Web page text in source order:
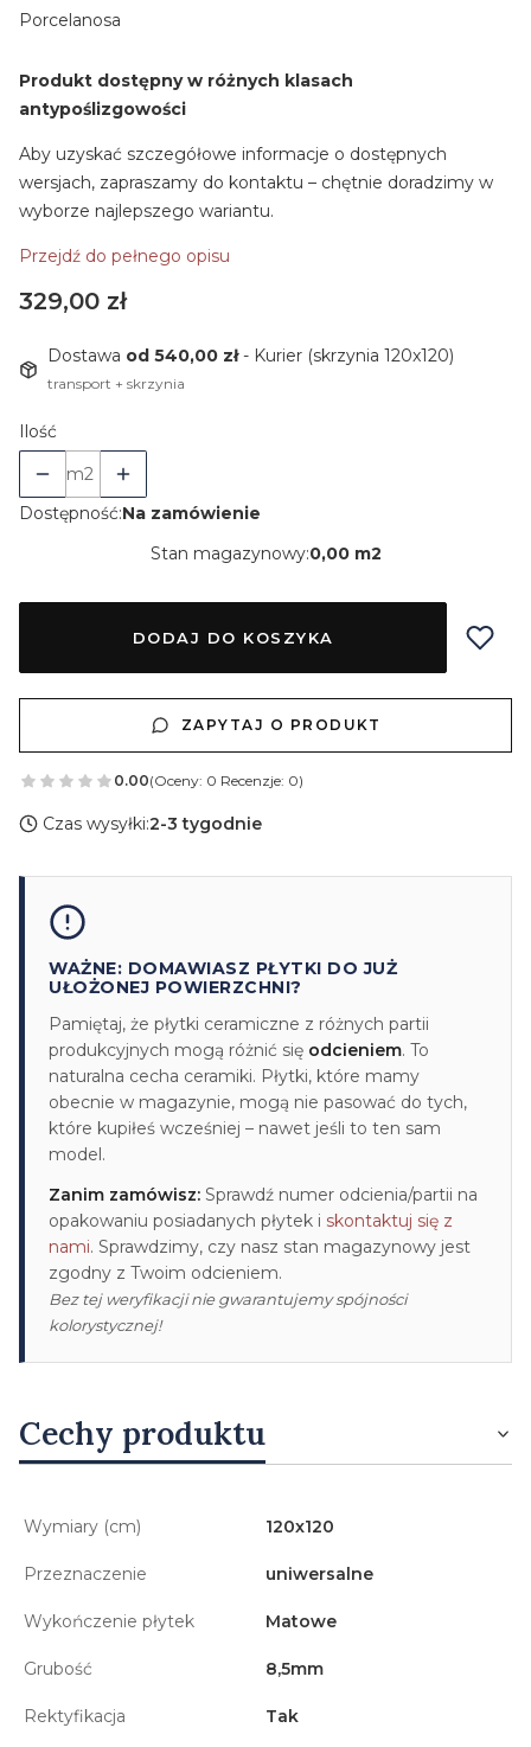
Porcelanosa
Produkt dostępny w różnych klasach
antypoślizgowości
Aby uzyskać szczegółowe informacje o dostępnych
wersjach, zapraszamy do kontaktu – chętnie doradzimy w
wyborze najlepszego wariantu.
Przejdź do pełnego opisu
Cena
329,00 zł
Dostawa od 540,00 zł- Kurier (skrzynia 120x120)
transport + skrzynia
Ilość
m2
Dostępność:Na zamówienie
Stan magazynowy:0,00 m2
DODAJ DO KOSZYKA
ZAPYTAJ O PRODUKT
0.00(Oceny: 0 Recenzje: 0)
Czas wysyłki:2-3 tygodnie
WAŻNE: DOMAWIASZ PŁYTKI DO JUŻ
UŁOŻONEJ POWIERZCHNI?
Pamiętaj, że płytki ceramiczne z różnych partii
produkcyjnych mogą różnić się odcieniem. To
naturalna cecha ceramiki. Płytki, które mamy
obecnie w magazynie, mogą nie pasować do tych,
które kupiłeś wcześniej – nawet jeśli to ten sam
model.
Zanim zamówisz: Sprawdź numer odcienia/partii na
opakowaniu posiadanych płytek i skontaktuj się z
nami. Sprawdzimy, czy nasz stan magazynowy jest
zgodny z Twoim odcieniem.
Bez tej weryfikacji nie gwarantujemy spójności
kolorystycznej!
Cechy produktu
Wymiary (cm) 120x120
Przeznaczenie uniwersalne
Wykończenie płytek Matowe
Grubość 8,5mm
Rektyfikacja Tak